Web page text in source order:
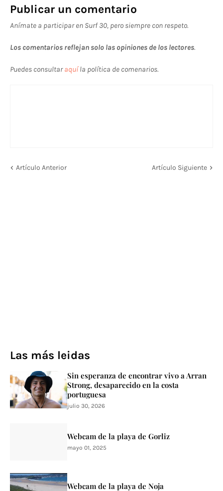
Publicar un comentario
Anímate a participar en Surf 30, pero siempre con respeto.
Los comentarios reflejan solo las opiniones de los lectores.
Puedes consultaraquíla política de comenarios.
Artículo Anterior Artículo Siguiente
Las más leidas
Sin esperanza de encontrar vivo a Arran
Strong, desaparecido en la costa
portuguesa
julio 30, 2026
Webcam de la playa de Gorliz
mayo 01, 2025
Webcam de la playa de Noja